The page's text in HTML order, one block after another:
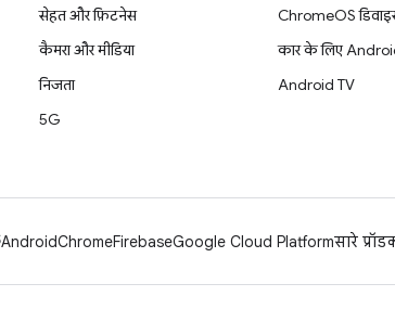
सेहत और फ़िटनेस
कैमरा और मीडिया
निजता
5G
ChromeOS
कार के लिए
Android TV
AndroidChromeFirebaseGoogle Cloud Platformसारे